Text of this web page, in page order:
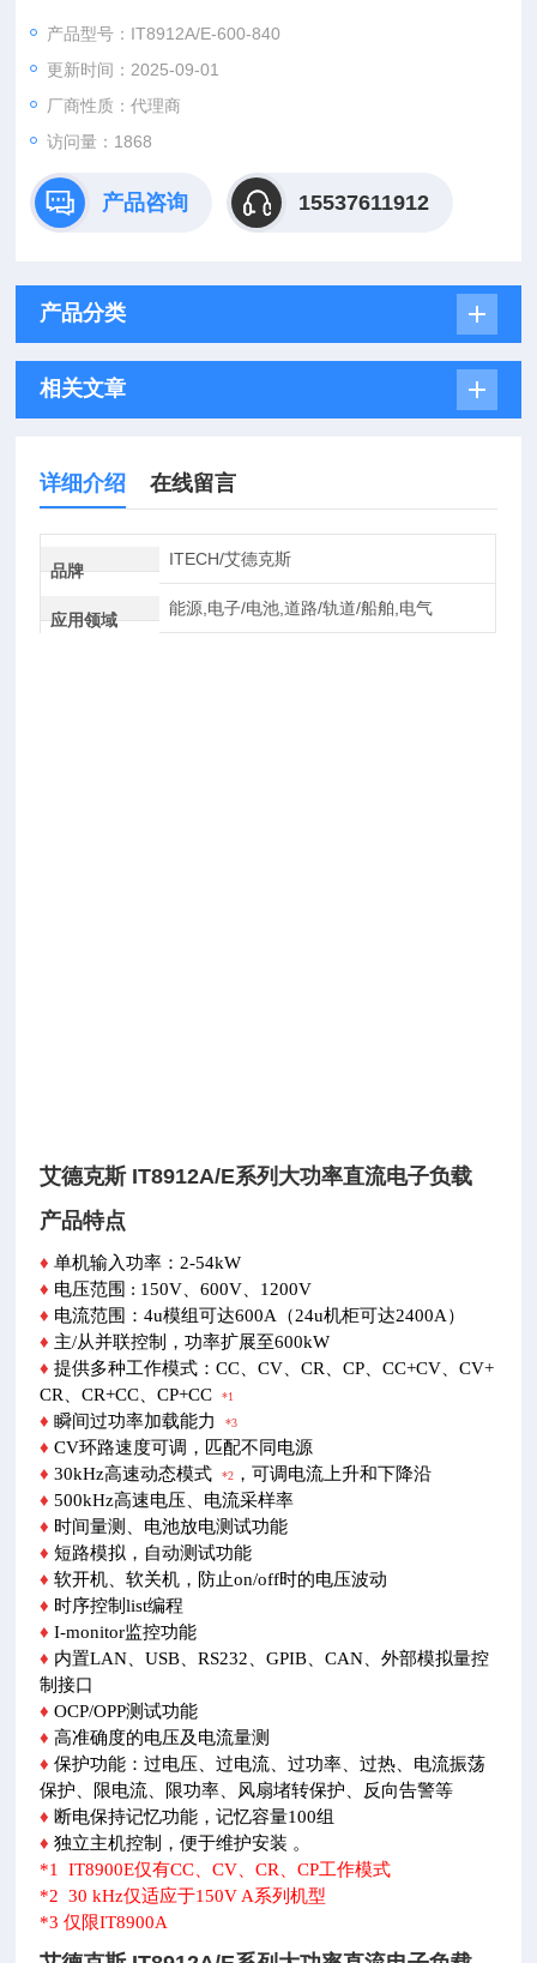
展到600kW。高功率密度，6kW仅4u高度。
产品型号：IT8912A/E-600-840
更新时间：2025-09-01
厂商性质：代理商
访问量：1868
产品咨询 15537611912
产品分类
相关文章
详细介绍 在线留言
品牌
ITECH/艾德克斯
应用领域
能源,电子/电池,道路/轨道/船舶,电气
艾德克斯 IT8912A/E系列大功率直流电子负载
产品特点
♦单机输入功率：2-54kW
♦ 电压范围 : 150V、600V、1200V
♦ 电流范围：4u模组可达600A（24u机柜可达2400A）
♦ 主/从并联控制，功率扩展至600kW
♦提供多种工作模式：CC、CV、CR、CP、CC+CV、CV+
CR、CR+CC、CP+CC*1
♦瞬间过功率加载能力*3
♦CV环路速度可调，匹配不同电源
♦30kHz高速动态模式*2 ，可调电流上升和下降沿
♦500kHz高速电压、电流采样率
♦ 时间量测、电池放电测试功能
♦短路模拟，自动测试功能
♦软开机、软关机，防止on/off时的电压波动
♦ 时序控制list编程
♦I-monitor监控功能
♦ 内置LAN、USB、RS232、GPIB、CAN、外部模拟量控
制接口
♦OCP/OPP测试功能
♦高准确度的电压及电流量测
♦保护功能：过电压、过电流、过功率、过热、电流振荡
保护、限电流、限功率、风扇堵转保护、反向告警等
♦ 断电保持记忆功能，记忆容量100组
♦独立主机控制，便于维护安装 。
*1 IT8900E仅有CC、CV、CR、CP工作模式
*2 30 kHz仅适应于150V A系列机型
*3 仅限IT8900A